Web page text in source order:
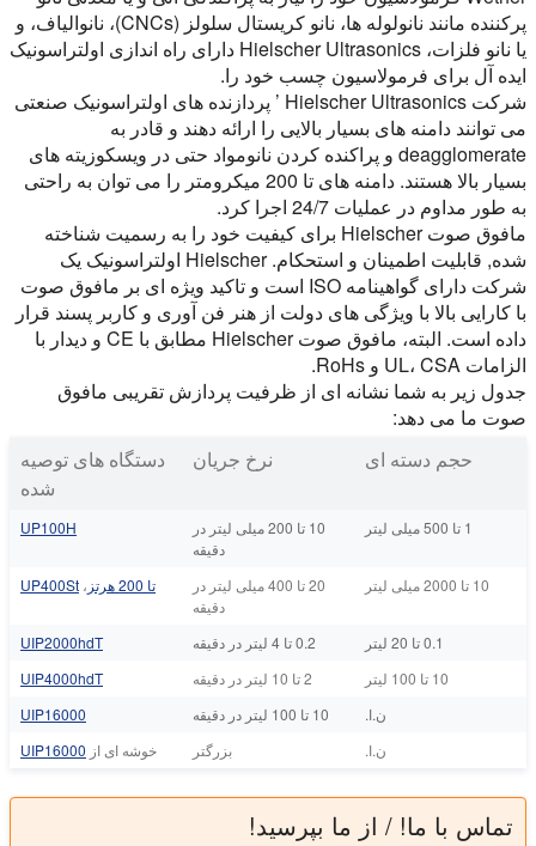
پرکننده مانند نانولوله ها، نانو کریستال سلولز (CNCs)، نانوالیاف، و
یا نانو فلزات، Hielscher Ultrasonics دارای راه اندازی اولتراسونیک
ایده آل برای فرمولاسیون چسب خود را.
شرکت Hielscher Ultrasonics ’ پردازنده های اولتراسونیک صنعتی
می توانند دامنه های بسیار بالایی را ارائه دهند و قادر به
deagglomerate و پراکنده کردن نانومواد حتی در ویسکوزیته های
بسیار بالا هستند. دامنه های تا 200 میکرومتر را می توان به راحتی
به طور مداوم در عملیات 24/7 اجرا کرد.
مافوق صوت Hielscher برای کیفیت خود را به رسمیت شناخته
شده, قابلیت اطمینان و استحکام. Hielscher اولتراسونیک یک
شرکت دارای گواهینامه ISO است و تاکید ویژه ای بر مافوق صوت
با کارایی بالا با ویژگی های دولت از هنر فن آوری و کاربر پسند قرار
داده است. البته، مافوق صوت Hielscher مطابق با CE و دیدار با
الزامات UL، CSA و RoHs.
جدول زیر به شما نشانه ای از ظرفیت پردازش تقریبی مافوق
صوت ما می دهد:
حجم دسته ای
نرخ جریان
دستگاه های توصیه
شده
1 تا 500 میلی لیتر
10 تا 200 میلی لیتر در
دقیقه
UP100H
10 تا 2000 میلی لیتر
20 تا 400 میلی لیتر در
دقیقه
تا 200 هرتز ، UP400St
0.1 تا 20 لیتر 0.2 تا 4 لیتر در دقیقه
UIP2000hdT
10 تا 100 لیتر
2 تا 10 لیتر در دقیقه
UIP4000hdT
ن.ا.
10 تا 100 لیتر در دقیقه
UIP16000
ن.ا.
بزرگتر خوشه ای از UIP16000
تماس با ما! / از ما بپرسید!